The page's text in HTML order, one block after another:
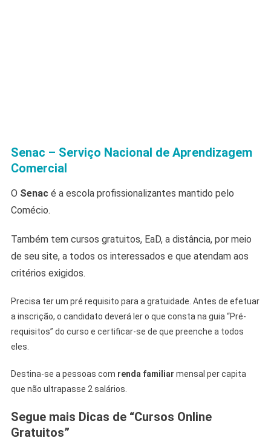
Senac – Serviço Nacional de Aprendizagem
Comercial
O Senac é a escola profissionalizantes mantido pelo
Comécio.
Também tem cursos gratuitos, EaD, a distância, por meio
de seu site, a todos os interessados e que atendam aos
critérios exigidos.
Precisa ter um pré requisito para a gratuidade. Antes de efetuar
a inscrição, o candidato deverá ler o que consta na guia “Pré-
requisitos” do curso e certificar-se de que preenche a todos
eles.
Destina-se a pessoas com renda familiar mensal per capita
que não ultrapasse 2 salários.
Segue mais Dicas de “Cursos Online
Gratuitos”